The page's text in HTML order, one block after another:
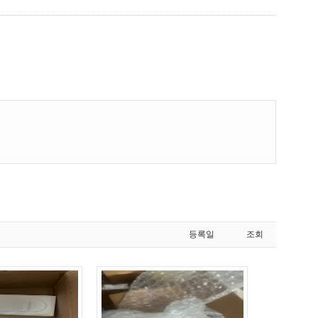
등록일 조회